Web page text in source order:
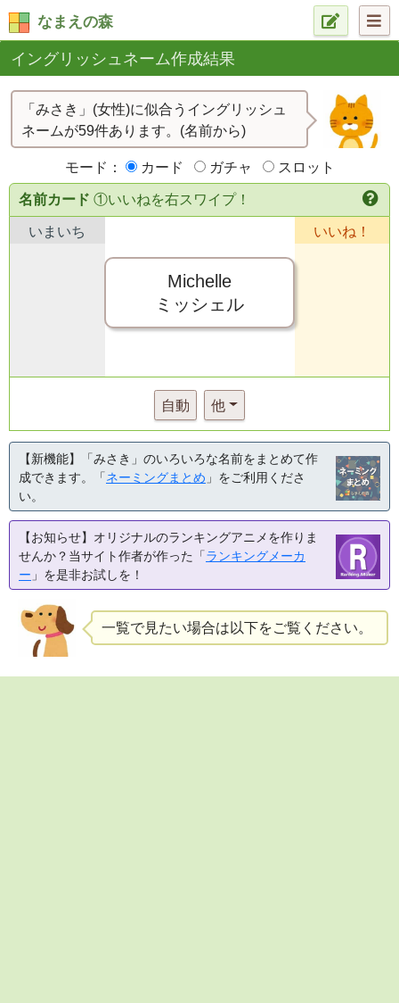
なまえの森
イングリッシュネーム作成結果
「みさき」(女性)に似合うイングリッシュ
ネームが59件あります。(名前から)
モード： カード ガチャ スロット
名前カード ①いいねを右スワイプ！
いまいち
Michelle
ミッシェル
いいね！
自動 他
【新機能】「みさき」のいろいろな名前をまとめて作
成できます。「ネーミングまとめ 」をご利用くださ
い。
【お知らせ】オリジナルのランキングアニメを作りま
せんか？当サイト作者が作った「ランキングメーカ
ー 」を是非お試しを！
一覧で見たい場合は以下をご覧ください。